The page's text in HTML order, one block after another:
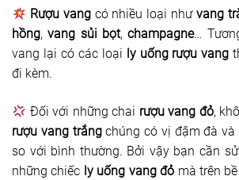
Rượu vangcó nhiều loại như vang
hồng,vang sủi bọt,champagne…
vang lại có các loại ly uống rượu vang
đi kèm.
Đối với những chai rượu vang đỏ,
rượu vang trắngchúng có vị đậm đà và
so với bình thường. Bởi vậy bạn cần
những chiếc ly uống vang đỏ mà trên